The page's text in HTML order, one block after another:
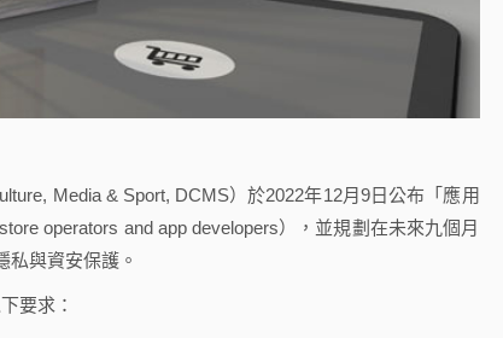
Media & Sport, DCMS）於2022年12月9日公布「應用
operators and app developers），並規劃在未來九個月
私與資安保護。
要求：